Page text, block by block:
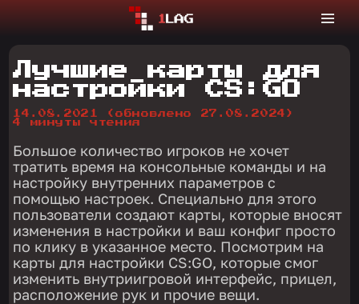
Лучшие карты для
настройки CS:GO
14.08.2021
(обновлено 27.08.2024)
4 минуты чтения
Большое количество игроков не хочет
тратить время на консольные команды и на
настройку внутренних параметров с
помощью настроек. Специально для этого
пользователи создают карты, которые вносят
изменения в настройки и ваш конфиг просто
по клику в указанное место. Посмотрим на
карты для настройки CS:GO, которые смог
изменить внутриигровой интерфейс, прицел,
расположение рук и прочие вещи.